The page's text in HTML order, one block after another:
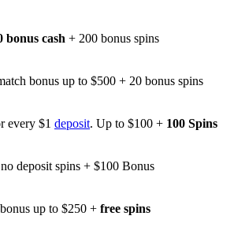
bonus cash + 200 bonus spins
bonus up to $500 + 20 bonus spins
every $1 deposit. Up to $100 + 100 Spins
deposit spins + $100 Bonus
up to $250 + free spins